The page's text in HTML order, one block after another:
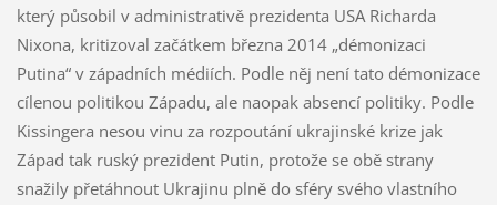
který působil v administrativě prezidenta USA Richarda
Nixona, kritizoval začátkem března 2014 „démonizaci
Putina“ v západních médiích. Podle něj není tato démonizace
cílenou politikou Západu, ale naopak absencí politiky. Podle
Kissingera nesou vinu za rozpoutání ukrajinské krize jak
Západ tak ruský prezident Putin, protože se obě strany
snažily přetáhnout Ukrajinu plně do sféry svého vlastního